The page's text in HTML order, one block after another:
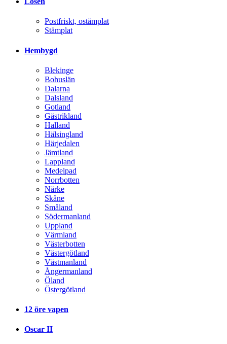
Postfriskt, ostämplat
Stämplat
Hembygd
Blekinge
Bohuslän
Dalarna
Dalsland
Gotland
Gästrikland
Halland
Hälsingland
Härjedalen
Jämtland
Lappland
Medelpad
Norrbotten
Närke
Skåne
Småland
Södermanland
Uppland
Värmland
Västerbotten
Västergötland
Västmanland
Ångermanland
Öland
Östergötland
12 öre vapen
Oscar II